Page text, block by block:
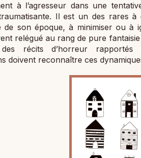
à l’agresseur dans une
Il est un des rares
de son époque, à minimiser ou à
relégué au rang de pure
récits d’horreur rapportés
doivent reconnaître ces